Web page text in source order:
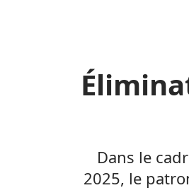
Dans le
2025, le